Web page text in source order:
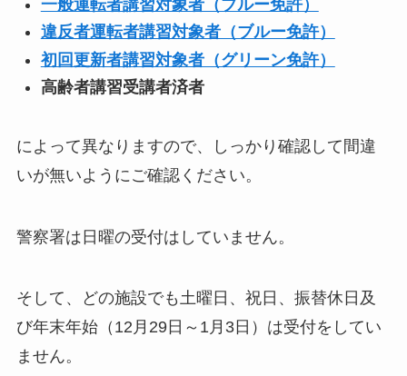
一般運転者講習対象者（ブルー免許）
違反者運転者講習対象者（ブルー免許）
初回更新者講習対象者（グリーン免許）
高齢者講習受講者済者
によって異なりますので、しっかり確認して間違
いが無いようにご確認ください。
警察署は日曜の受付はしていません。
そして、どの施設でも土曜日、祝日、振替休日及
び年末年始（12月29日～1月3日）は受付をしてい
ません。